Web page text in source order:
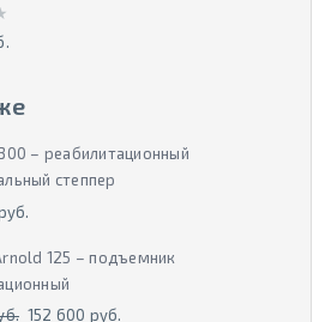
– реабилитационный
степпер
125 – подъемник
152 600 руб.